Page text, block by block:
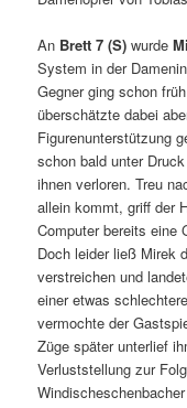
An Brett 7 (S) wurde
System in der
Gegner ging schon
überschätzte dabei
Figurenunterstützung
schon bald unter
ihnen verloren. Treu
allein kommt, griff der
Computer bereits eine
Doch leider ließ Mirek
verstreichen und
einer etwas
vermochte der
Züge später unterlief
Verluststellung zur